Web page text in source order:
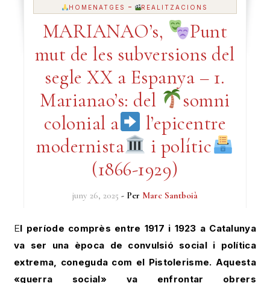
HOMENATGES
- REALITZACIONS
MARIANAO’s,
Punt
mut de les subversions del
segle XX a Espanya – 1.
Marianao’s: del
somni
colonial a
l’epicentre
modernista
i polític
(1866-1929)
juny 26, 2025 - Per Marc Santboià
El període comprès entre 1917 i 1923 a Catalunya
va ser una època de convulsió social i política
extrema, coneguda com el Pistolerisme. Aquesta
«guerra social» va enfrontar obrers